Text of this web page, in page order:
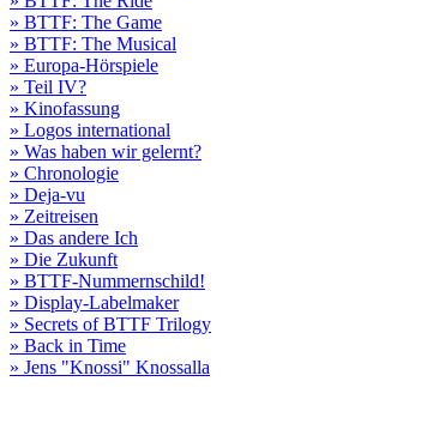
» BTTF: The Game
» BTTF: The Musical
» Europa-Hörspiele
» Teil IV?
» Kinofassung
» Logos international
» Was haben wir gelernt?
» Chronologie
» Deja-vu
» Zeitreisen
» Das andere Ich
» Die Zukunft
» BTTF-Nummernschild!
» Display-Labelmaker
» Secrets of BTTF Trilogy
» Back in Time
» Jens "Knossi" Knossalla